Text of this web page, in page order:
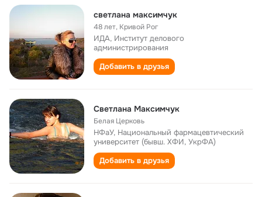
светлана максимчук
48 лет, Кривой Рог
ИДА, Институт делового
администрирования
Добавить в друзья
Светлана Максимчук
Белая Церковь
НФаУ, Национальный фармацевтический
университет (бывш. ХФИ, УкрФА)
Добавить в друзья